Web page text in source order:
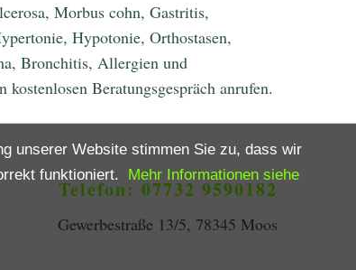
Morbus cohn, Gastritis,
Hypotonie, Orthostasen,
Bronchitis, Allergien und
Beratungsgespräch anrufen.
Telefon: 07732 9590182
Gewerbestraße 13/5, 78345 Moos
unserer Website stimmen Sie zu, dass wir
funktioniert. Mehr Informationen siehe